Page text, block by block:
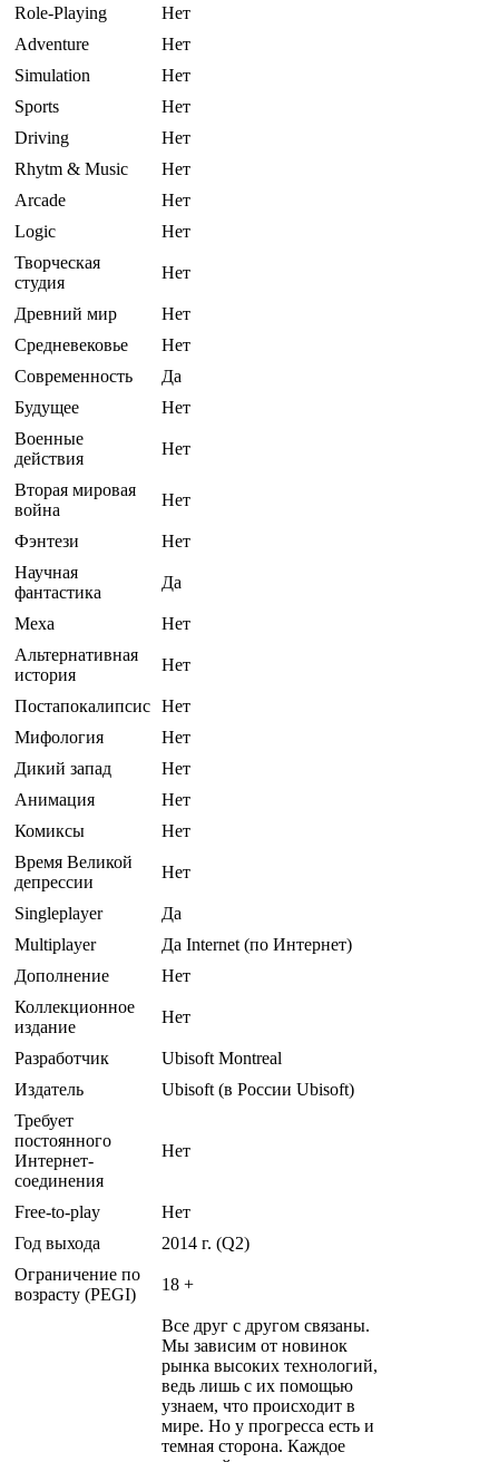
Role-Playing
Нет
Adventure
Нет
Simulation
Нет
Sports
Нет
Driving
Нет
Rhytm & Music
Нет
Arcade
Нет
Logic
Нет
Творческая
студия
Нет
Древний мир
Нет
Средневековье
Нет
Современность
Да
Будущее
Нет
Военные
действия
Нет
Вторая мировая
война
Нет
Фэнтези
Нет
Научная
фантастика
Да
Меха
Нет
Альтернативная
история
Нет
Постапокалипсис Нет
Мифология
Нет
Дикий запад
Нет
Анимация
Нет
Комиксы
Нет
Время Великой
депрессии
Нет
Singleplayer
Да
Multiplayer
Да Internet (по Интернет)
Дополнение
Нет
Коллекционное
издание
Нет
Разработчик
Ubisoft Montreal
Издатель
Ubisoft (в России Ubisoft)
Требует
постоянного
Интернет-
соединения
Нет
Free-to-play
Нет
Год выхода
2014 г. (Q2)
Ограничение по
возрасту (PEGI)
18 +
Все друг с другом связаны.
Мы зависим от новинок
рынка высоких технологий,
ведь лишь с их помощью
узнаем, что происходит в
мире. Но у прогресса есть и
темная сторона. Каждое